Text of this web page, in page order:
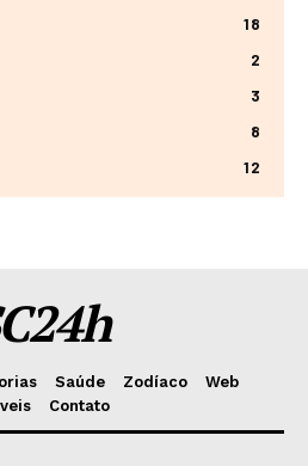
18
2
3
8
12
Saúde Zodíaco
Web
Contato